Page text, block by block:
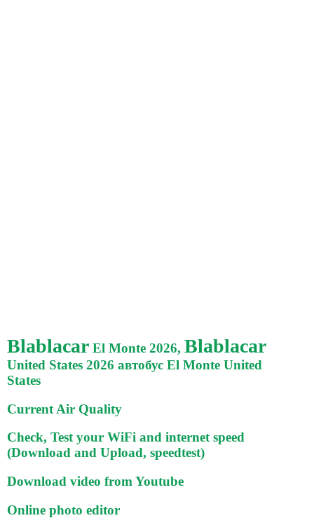
Blablacar El Monte 2026, Blablacar
United States 2026 автобус El Monte United
States
Current Air Quality
Check, Test your WiFi and internet speed
(Download and Upload, speedtest)
Download video from Youtube
Online photo editor